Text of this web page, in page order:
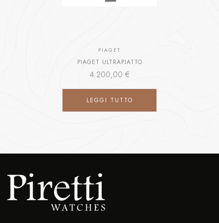
PIAGET
PIAGET ULTRAPIATTO
4.200,00 €
LEGGI TUTTO